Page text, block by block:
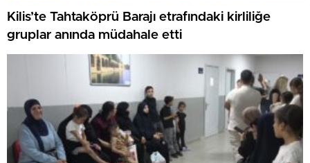
Kilis’te Tahtaköprü Barajı etrafındaki kirliliğe
gruplar anında müdahale etti